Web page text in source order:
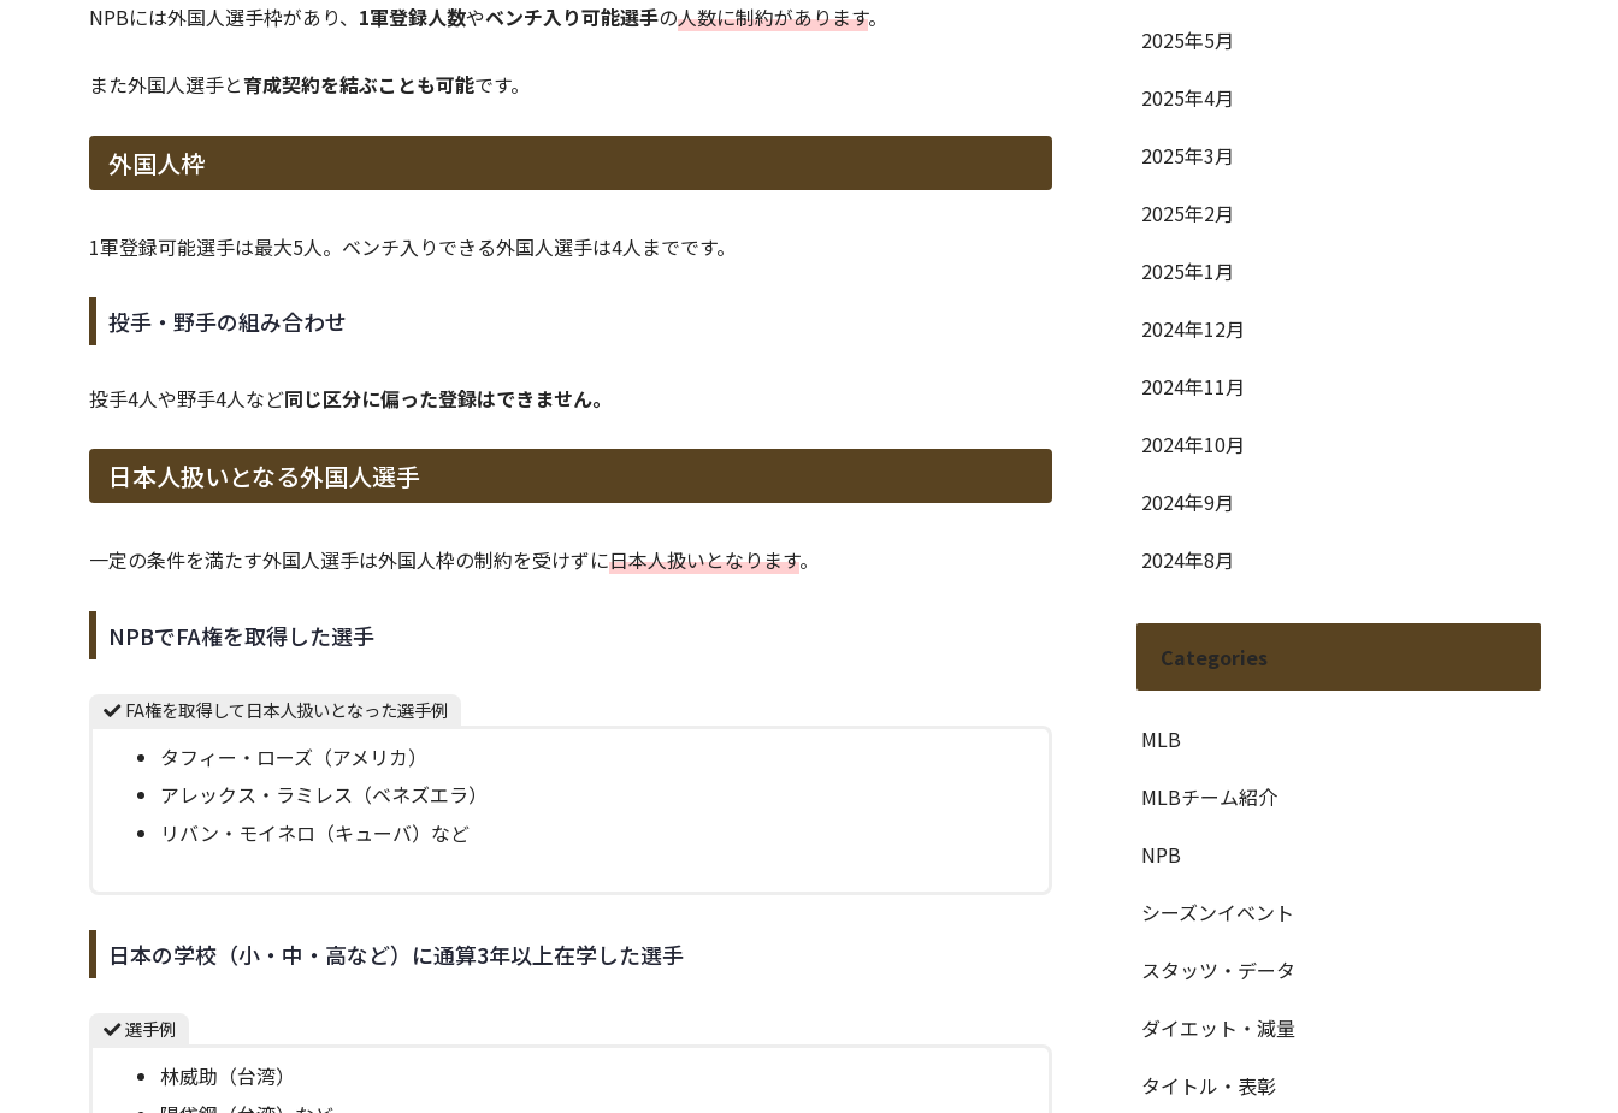
NPBには外国人選手枠があり、 1軍登録人数やベンチ入り可能選手の人数に制約があります。
また外国人選手と育成契約を結ぶことも可能です。
外国人枠
1軍登録可能選手は最大5人。ベンチ入りできる外国人選手は4人までです。
投手・野手の組み合わせ
投手4人や野手4人など同じ区分に偏った登録はできません。
日本人扱いとなる外国人選手
一定の条件を満たす外国人選手は外国人枠の制約を受けずに日本人扱いとなります。
NPBでFA権を取得した選手
FA権を取得して日本人扱いとなった選手例
タフィー・ローズ（アメリカ）
アレックス・ラミレス（ベネズエラ）
リバン・モイネロ（キューバ）など
日本の学校（小・中・高など）に通算3年以上在学した選手
選手例
林威助（台湾）
2025年5月
2025年4月
2025年3月
2025年2月
2025年1月
2024年12月
2024年11月
2024年10月
2024年9月
2024年8月
Categories
MLB
MLBチーム紹介
NPB
シーズンイベント
スタッツ・データ
ダイエット・減量
タイトル・表彰